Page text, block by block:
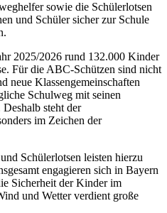
sowie die Schülerlotsen
und Schüler sicher zur Schule
2025/2026 rund 132.000 Kinder
Für die ABC-Schützen sind nicht
neue Klassengemeinschaften
Schulweg mit seinen
steht der
im Zeichen der
Schülerlotsen leisten hierzu
engagieren sich in Bayern
Sicherheit der Kinder im
und Wetter verdient große